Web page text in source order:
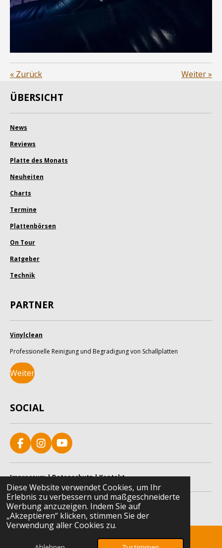
Diese Website verwendet Cookies, um Ihr
Erlebnis zu verbessern und maßgeschneiderte
Werbung anzuzeigen. Indem Sie auf
„Akzeptieren“ klicken, stimmen Sie der
Verwendung aller Cookies zu.
« Zurück Weiter»
ÜBERSICHT
News
Reviews
Platte des Monats
Neuheiten
Charts
Termine
Plattenbörsen
On Tour
Ratgeber
Technik
PARTNER
Vinylclean
Professionelle Reinigung und Begradigung von Schallplatten
Weiter
SOCIAL
F
a
c
e
b
o
o
k
I
n
s
t
a
g
r
a
m
Y
o
u
T
u
b
e
Impressum|Datenschutz|Kontakt
© 2025 - 2026 Vinyl-Fan
Mit Unterstützung vonWebador